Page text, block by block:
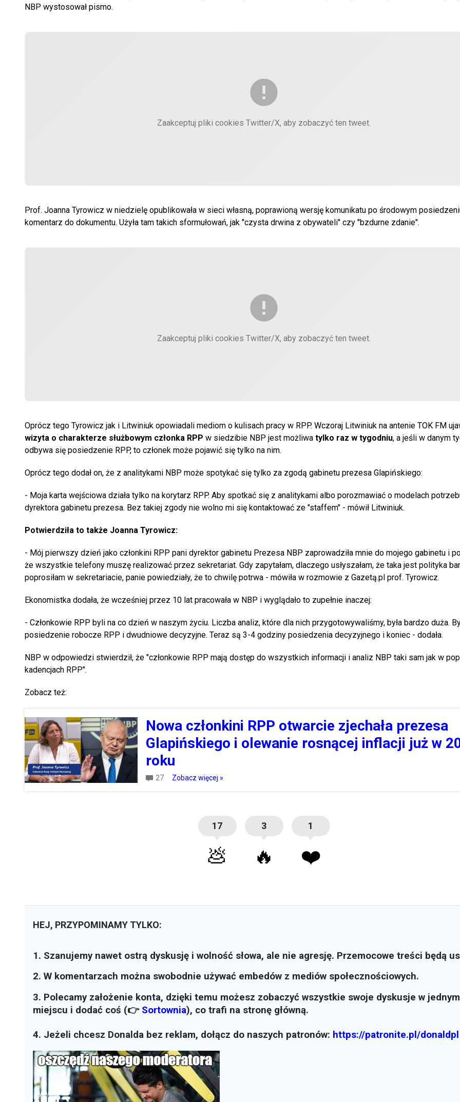
NBP wystosował pismo.
Zaakceptuj pliki cookies Twitter/X, aby zobaczyć ten tweet.
Prof. Joanna Tyrowicz w niedzielę opublikowała w sieci własną, poprawioną wersję komunikatu po środowym
komentarz do dokumentu. Użyła tam takich sformułowań, jak "czysta drwina z obywateli" czy "bzdurne zdanie".
Zaakceptuj pliki cookies Twitter/X, aby zobaczyć ten tweet.
Oprócz tego Tyrowicz jak i Litwiniuk opowiadali mediom o kulisach pracy w RPP. Wczoraj Litwiniuk na antenie TOK FM
wizyta o charakterze służbowym członka RPP w siedzibie NBP jest możliwa tylko raz w tygodniu, a jeśli w danym
odbywa się posiedzenie RPP, to członek może pojawić się tylko na nim.
Oprócz tego dodał on, że z analitykami NBP może spotykać się tylko za zgodą gabinetu prezesa Glapińskiego:
- Moja karta wejściowa działa tylko na korytarz RPP. Aby spotkać się z analitykami albo porozmawiać o modelach
dyrektora gabinetu prezesa. Bez takiej zgody nie wolno mi się kontaktować ze "staffem" - mówił Litwiniuk.
Potwierdziła to także Joanna Tyrowicz:
- Mój pierwszy dzień jako członkini RPP pani dyrektor gabinetu Prezesa NBP zaprowadziła mnie do mojego gabinetu i
że wszystkie telefony muszę realizować przez sekretariat. Gdy zapytałam, dlaczego usłyszałam, że taka jest polityka
poprosiłam w sekretariacie, panie powiedziały, że to chwilę potrwa - mówiła w rozmowie z Gazetą.pl prof. Tyrowicz.
Ekonomistka dodała, że wcześniej przez 10 lat pracowała w NBP i wyglądało to zupełnie inaczej:
- Członkowie RPP byli na co dzień w naszym życiu. Liczba analiz, które dla nich przygotowywaliśmy, była bardzo duża.
posiedzenie robocze RPP i dwudniowe decyzyjne. Teraz są 3-4 godziny posiedzenia decyzyjnego i koniec - dodała.
NBP w odpowiedzi stwierdził, że "członkowie RPP mają dostęp do wszystkich informacji i analiz NBP taki sam jak w
kadencjach RPP".
Zobacz też:
Nowa członkini RPP otwarcie zjechała prezesa
Glapińskiego i olewanie rosnącej inflacji już w
roku
27 Zobacz więcej »
17
💩
3
🔥
1
❤️
HEJ, PRZYPOMINAMY TYLKO:
1. Szanujemy nawet ostrą dyskusję i wolność słowa, ale nie agresję. Przemocowe treści będą
2. W komentarzach można swobodnie używać embedów z mediów społecznościowych.
3. Polecamy założenie konta, dzięki temu możesz zobaczyć wszystkie swoje dyskusje w jednym
miejscu i dodać coś (👉 Sortownia), co trafi na stronę główną.
4. Jeżeli chcesz Donalda bez reklam, dołącz do naszych patronów: https://patronite.pl/donaldpl